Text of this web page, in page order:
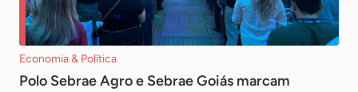
Economia & Política
Polo Sebrae Agro e Sebrae Goiás marcam